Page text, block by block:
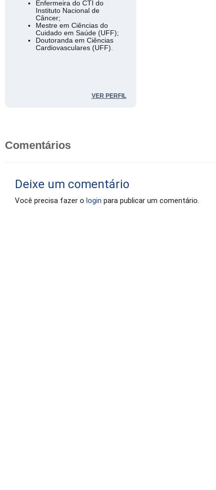
Enfermeira do CTI do
Instituto Nacional de
Câncer;
Mestre em Ciências do
Cuidado em Saúde (UFF);
Doutoranda em Ciências
Cardiovasculares (UFF).
VER PERFIL
Comentários
Deixe um comentário
Você precisa fazer o login para publicar um comentário.